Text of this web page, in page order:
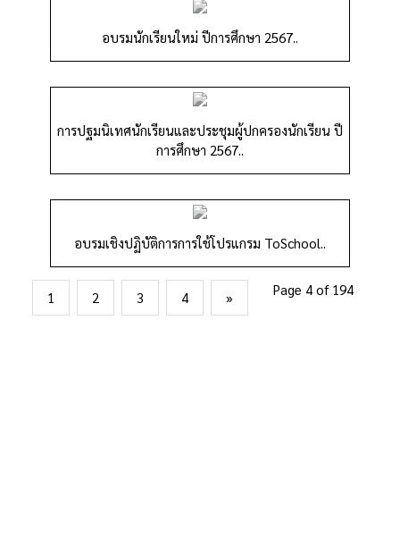
อบรมนักเรียนใหม่ ปีการศึกษา 2567..
การปฐมนิเทศนักเรียนและประชุมผู้ปกครองนักเรียน ปี
การศึกษา 2567..
อบรมเชิงปฏิบัติการการใช้โปรแกรม ToSchool..
1 2 3 4 » Page 4 of 194